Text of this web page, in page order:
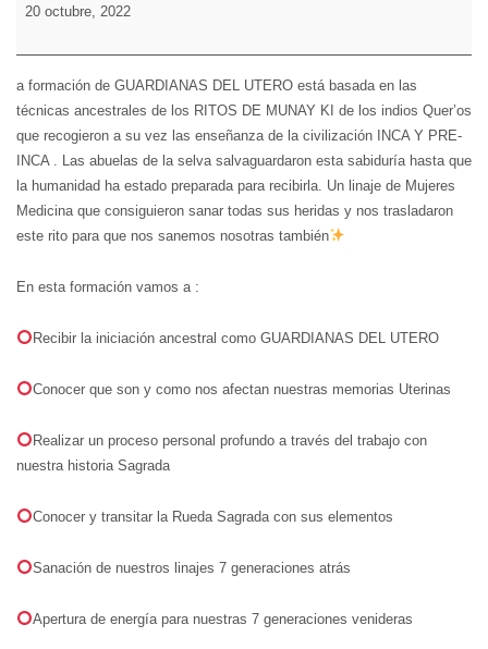
KI
GUARDIANA
UTERO
ON
LINE
20 octubre, 2022
a formación de GUARDIANAS DEL UTERO está basada en las
técnicas ancestrales de los RITOS DE MUNAY KI de los indios Quer’os
que recogieron a su vez las enseñanza de la civilización INCA Y PRE-
INCA . Las abuelas de la selva salvaguardaron esta sabiduría hasta que
la humanidad ha estado preparada para recibirla. Un linaje de Mujeres
Medicina que consiguieron sanar todas sus heridas y nos trasladaron
este rito para que nos sanemos nosotras también
En esta formación vamos a :
Recibir la iniciación ancestral como GUARDIANAS DEL UTERO
Conocer que son y como nos afectan nuestras memorias Uterinas
Realizar un proceso personal profundo a través del trabajo con
nuestra historia Sagrada
Conocer y transitar la Rueda Sagrada con sus elementos
Sanación de nuestros linajes 7 generaciones atrás
Apertura de energía para nuestras 7 generaciones venideras